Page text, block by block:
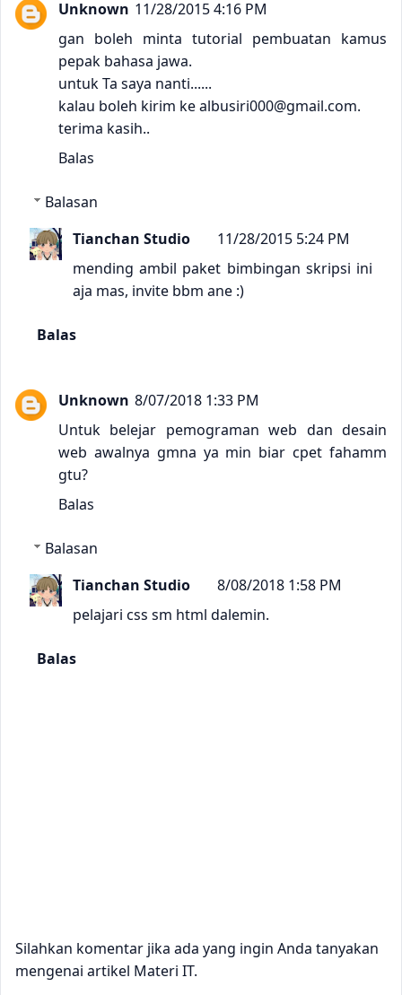
Unknown 11/28/2015 4:16 PM
gan boleh minta tutorial pembuatan kamus
pepak bahasa jawa.
untuk Ta saya nanti......
kalau boleh kirim ke albusiri000@gmail.com.
terima kasih..
Balas
Balasan
Tianchan Studio
11/28/2015 5:24 PM
mending ambil paket bimbingan skripsi ini
aja mas, invite bbm ane :)
Balas
Unknown 8/07/2018 1:33 PM
Untuk belejar pemograman web dan desain
web awalnya gmna ya min biar cpet fahamm
gtu?
Balas
Balasan
Tianchan Studio
8/08/2018 1:58 PM
pelajari css sm html dalemin.
Balas
Silahkan komentar jika ada yang ingin Anda tanyakan
mengenai artikel Materi IT.